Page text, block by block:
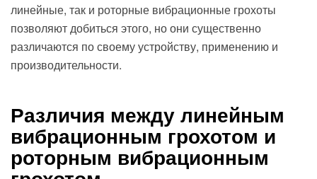
линейные, так и роторные вибрационные грохоты
позволяют добиться этого, но они существенно
различаются по своему устройству, применению и
производительности.
Различия между линейным
вибрационным грохотом и
роторным вибрационным